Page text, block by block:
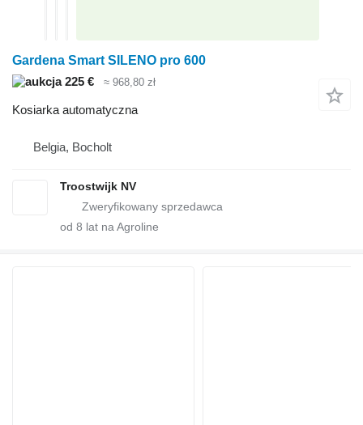
Gardena Smart SILENO pro 600
225 €
≈ 968,80 zł
Kosiarka automatyczna
Belgia, Bocholt
Troostwijk NV
od 8 lat na Agroline